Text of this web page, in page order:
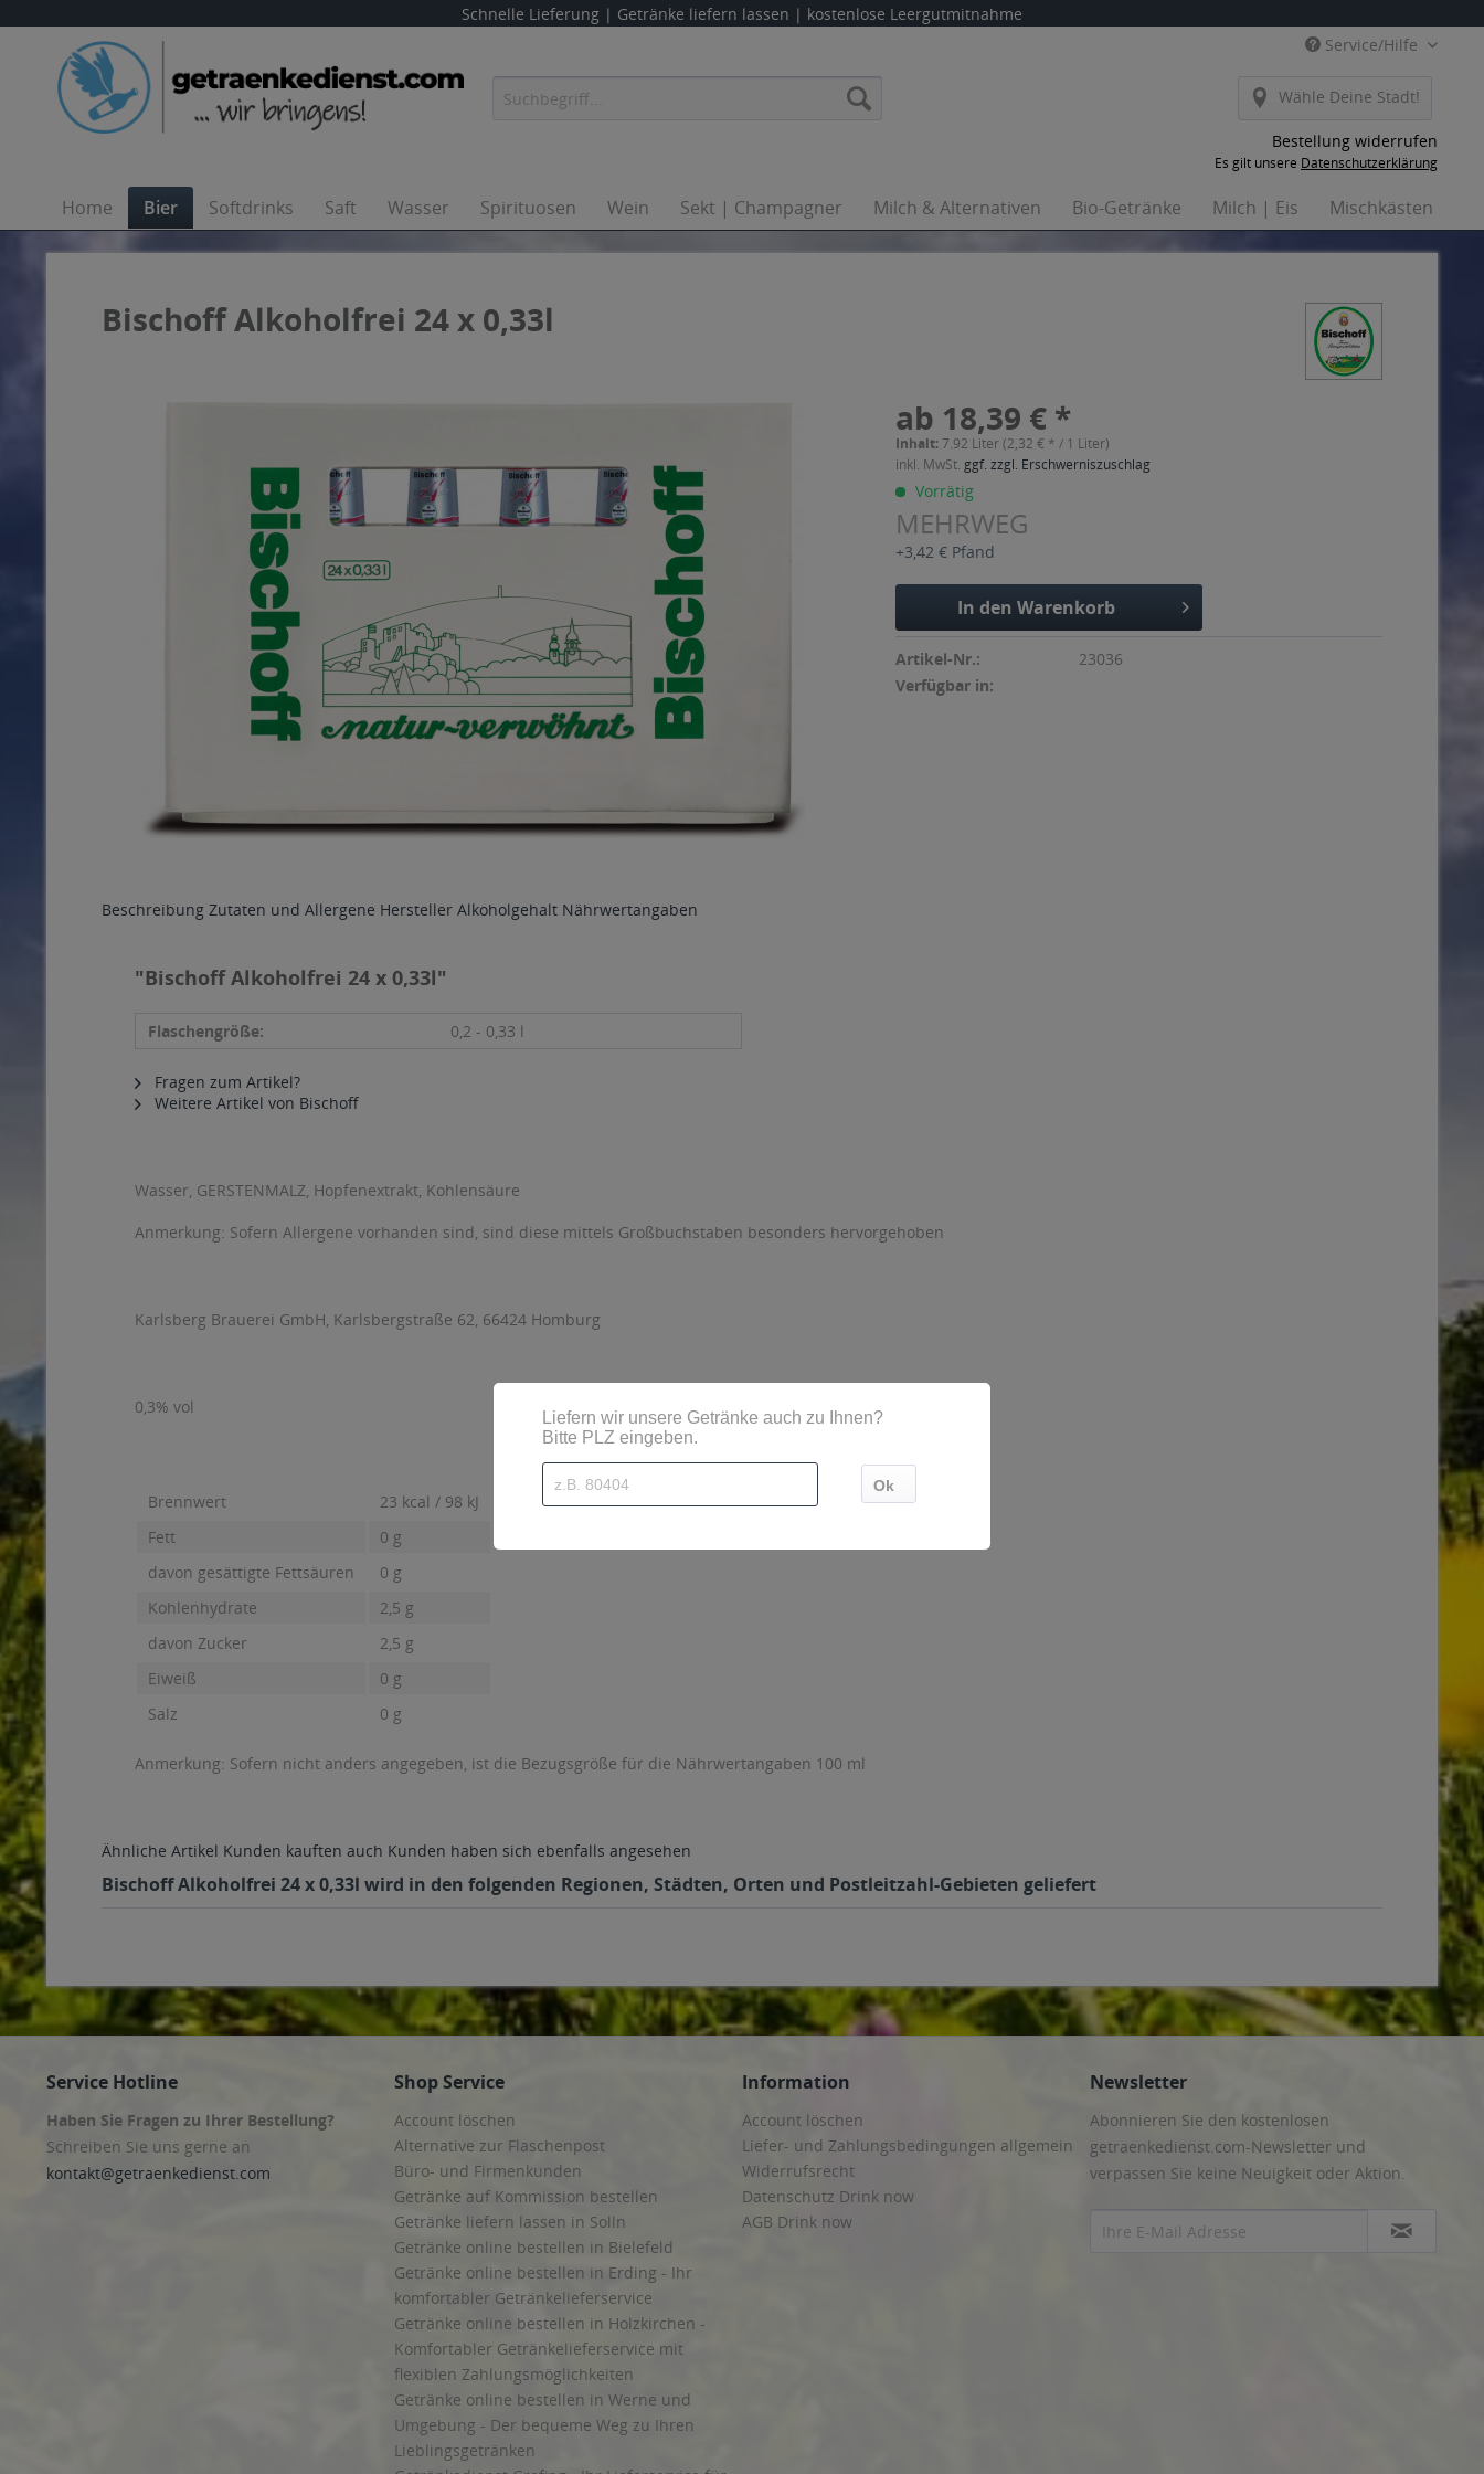
Schnelle Lieferung | Getränke liefern lassen | kostenlose Leergutmitnahme
Service/Hilfe
Wähle Deine Stadt!
Bestellung widerrufen
Es gilt unsere Datenschutzerklärung
Home Bier Softdrinks Saft Wasser Spirituosen Wein Sekt | Champagner Milch & Alternativen Bio-Getränke Milch | Eis Mischkästen
Bischoff Alkoholfrei 24 x 0,33l
ab 18,39 € *
Inhalt:7.92 Liter (2,32 € * / 1 Liter)
inkl. MwSt. ggf. zzgl. Erschwerniszuschlag
Vorrätig
MEHRWEG
+3,42 € Pfand
In den Warenkorb
Artikel-Nr.:
23036
Verfügbar in:
Beschreibung Zutaten und Allergene Hersteller Alkoholgehalt Nährwertangaben
"Bischoff Alkoholfrei 24 x 0,33l"
Flaschengröße: 0,2 - 0,33 l
Fragen zum Artikel?
Weitere Artikel von Bischoff
Wasser, GERSTENMALZ, Hopfenextrakt, Kohlensäure
Anmerkung: Sofern Allergene vorhanden sind, sind diese mittels Großbuchstaben besonders hervorgehoben
Karlsberg Brauerei GmbH, Karlsbergstraße 62, 66424 Homburg
0,3% vol
Brennwert
23 kcal / 98 kJ
Fett
0 g
davon gesättigte Fettsäuren
0 g
Kohlenhydrate
2,5 g
davon Zucker
2,5 g
Eiweiß
0 g
Salz
0 g
Anmerkung: Sofern nicht anders angegeben, ist die Bezugsgröße für die Nährwertangaben 100 ml
Ähnliche Artikel Kunden kauften auch Kunden haben sich ebenfalls angesehen
Bischoff Alkoholfrei 24 x 0,33l wird in den folgenden Regionen, Städten, Orten und Postleitzahl-Gebieten geliefert
Service Hotline
Haben Sie Fragen zu Ihrer Bestellung?
Schreiben Sie uns gerne an
kontakt@getraenkedienst.com
Shop Service
Account löschen
Alternative zur Flaschenpost
Büro- und Firmenkunden
Getränke auf Kommission bestellen
Getränke liefern lassen in Solln
Getränke online bestellen in Bielefeld
Getränke online bestellen in Erding - Ihr
komfortabler Getränkelieferservice
Getränke online bestellen in Holzkirchen -
Komfortabler Getränkelieferservice mit
flexiblen Zahlungsmöglichkeiten
Getränke online bestellen in Werne und
Umgebung - Der bequeme Weg zu Ihren
Lieblingsgetränken
Information
Account löschen
Liefer- und Zahlungsbedingungen allgemein
Widerrufsrecht
Datenschutz Drink now
AGB Drink now
Newsletter
Abonnieren Sie den kostenlosen
getraenkedienst.com-Newsletter und
verpassen Sie keine Neuigkeit oder Aktion.